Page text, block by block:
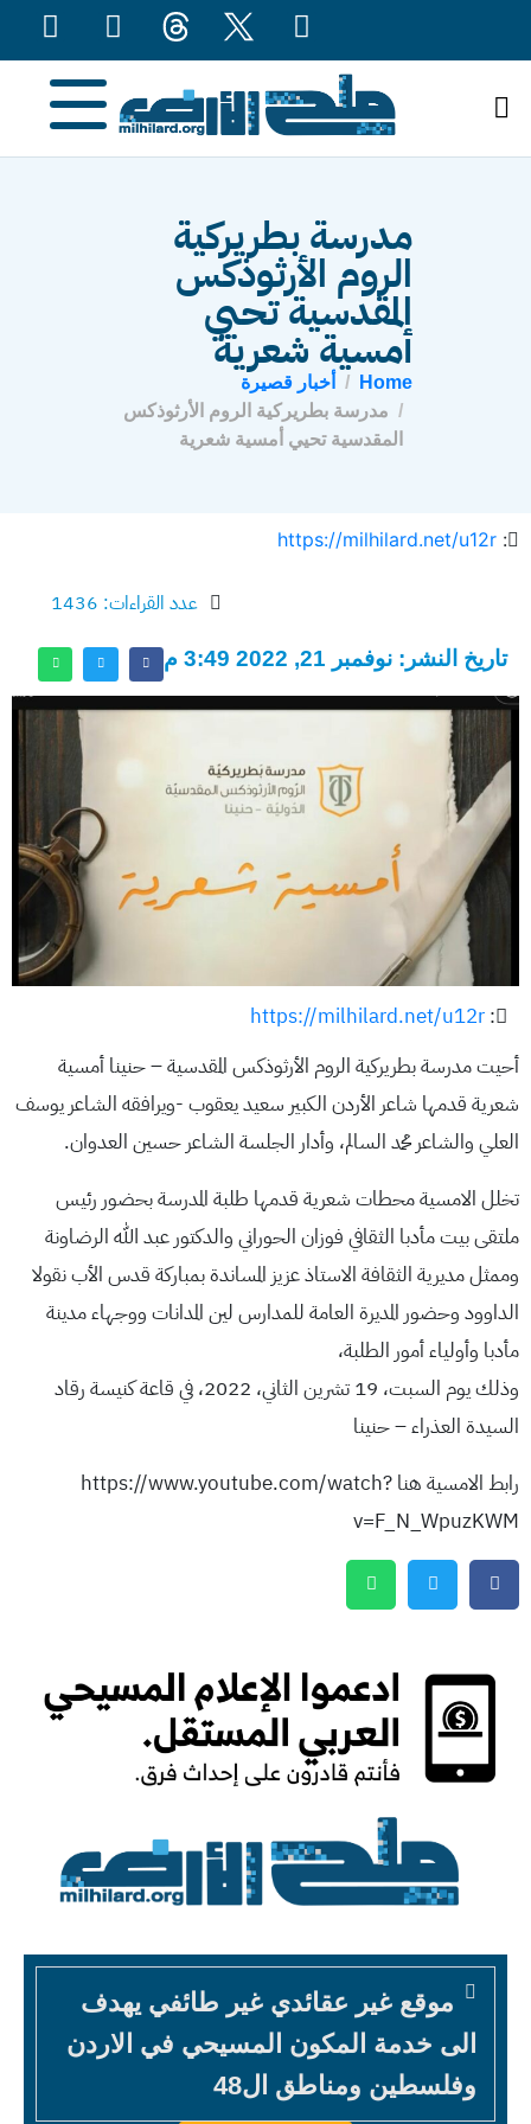
مدرسة بطريركية
الروم الأرثوذكس
المقدسية تحيي
أمسية شعرية
Home
أخبار قصيرة
مدرسة بطريركية الروم الأرثوذكس
المقدسية تحيي أمسية شعرية
:
https://milhilard.net/u12r
عدد القراءات: 1436
تاريخ النشر: نوفمبر 21, 2022 3:49 م
:
https://milhilard.net/u12r
أحيت مدرسة بطريركية الروم الأرثوذكس المقدسية – حنينا أمسية
شعرية قدمها شاعر الأردن الكبير سعيد يعقوب -ويرافقه الشاعر يوسف
العلي والشاعر محمد السالم، وأدار الجلسة الشاعر حسين العدوان.
تخلل الامسية محطات شعرية قدمها طلبة المدرسة بحضور رئيس
ملتقى بيت مأدبا الثقافي فوزان الحوراني والدكتور عبد الله الرضاونة
وممثل مديرية الثقافة الاستاذ عزيز المساندة بمباركة قدس الأب نقولا
الداوود وحضور المديرة العامة للمدارس لين المدانات ووجهاء مدينة
مأدبا وأولياء أمور الطلبة،
وذلك يوم السبت، 19 تشرين الثاني، 2022، في قاعة كنيسة رقاد
السيدة العذراء – حنينا
رابط الامسية هنا https://www.youtube.com/watch?
v=F_N_WpuzKWM
موقع غير عقائدي غير طائفي يهدف
الى خدمة المكون المسيحي في الاردن
وفلسطين ومناطق ال48